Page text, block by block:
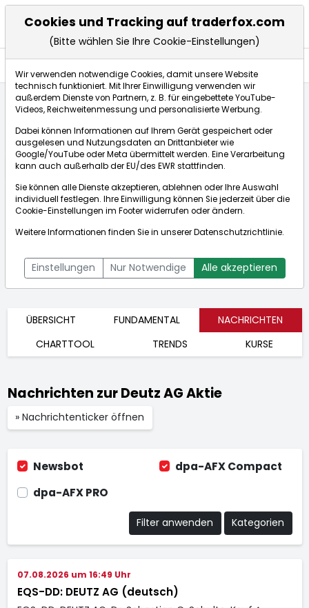
Börse:
DE0006305006]
Aktienkurse
Bid:10,480€Ask:10,520€
ÜBERSICHT FUNDAMENTAL
NACHRICHTEN
CHARTTOOL
TRENDS KURSE
Nachrichten zur Deutz AG Aktie
» Nachrichtenticker öffnen
Newsbot
dpa-AFX Compact
dpa-AFX PRO
Filter anwenden Kategorien
07.08.2026 um 16:49 Uhr
EQS-DD: DEUTZ AG (deutsch)
Cookies und Tracking auf traderfox.com
(Bitte wählen Sie Ihre Cookie-Einstellungen)
Wir verwenden notwendige Cookies, damit unsere Website
technisch funktioniert. Mit Ihrer Einwilligung verwenden wir
außerdem Dienste von Partnern, z. B. für eingebettete YouTube-
Videos, Reichweitenmessung und personalisierte Werbung.
Dabei können Informationen auf Ihrem Gerät gespeichert oder
ausgelesen und Nutzungsdaten an Drittanbieter wie
Google/YouTube oder Meta übermittelt werden. Eine Verarbeitung
kann auch außerhalb der EU/des EWR stattfinden.
Sie können alle Dienste akzeptieren, ablehnen oder Ihre Auswahl
individuell festlegen. Ihre Einwilligung können Sie jederzeit über die
Cookie-Einstellungen im Footer widerrufen oder ändern.
Weitere Informationen finden Sie in unsererDatenschutzrichtlinie.
Einstellungen Nur Notwendige Alle akzeptieren